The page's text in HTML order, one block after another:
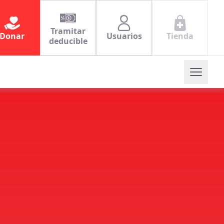
Donar
Tramitar
deducible
Usuarios Tienda